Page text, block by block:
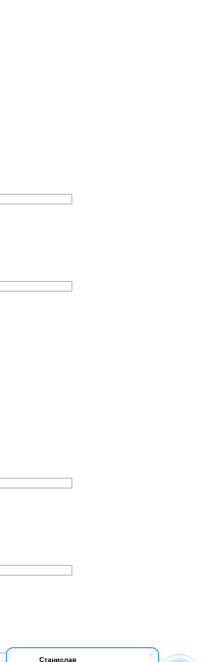
Станислав